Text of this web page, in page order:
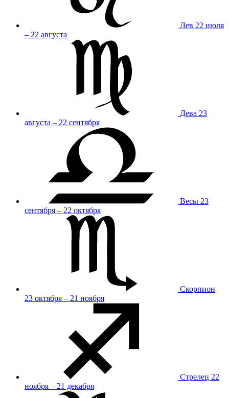
Лев 22 июля
– 22 августа
Дева 23
августа – 22 сентября
Весы 23
сентября – 22 октября
Скорпион
23 октября – 21 ноября
Стрелец 22
ноября – 21 декабря